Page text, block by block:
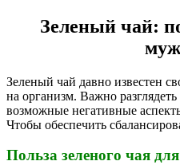
Зеленый чай:
Зеленый чай давно известен
на организм. Важно
возможные негативные
Чтобы обеспечить
Польза зеленого чая